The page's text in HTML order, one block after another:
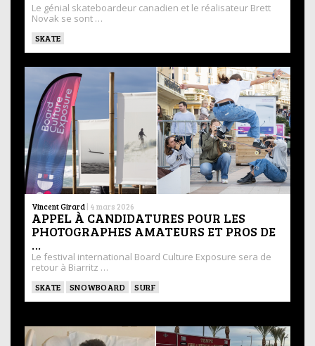
Le génial skateboardeur canadien et le réalisateur Brett
Novak se sont …
SKATE
Vincent Girard | 4 mars 2026
APPEL À CANDIDATURES POUR LES
PHOTOGRAPHES AMATEURS ET PROS DE
…
Le festival international Board Culture Exposure sera de
retour à Biarritz …
SKATE SNOWBOARD SURF